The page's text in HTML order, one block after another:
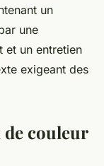
un
une
et un entretien
exigeant des
couleur